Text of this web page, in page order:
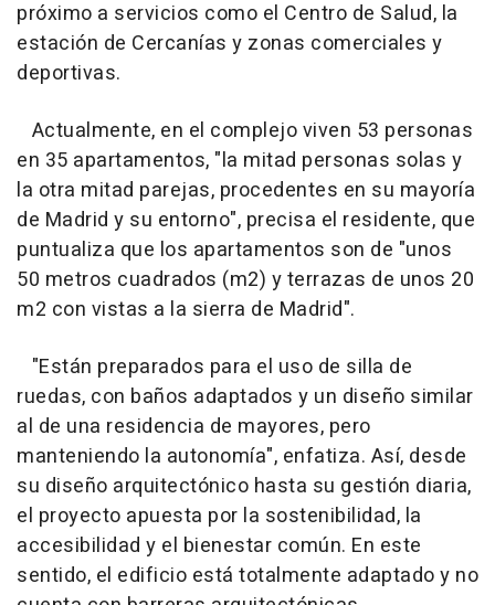
próximo a servicios como el Centro de Salud, la
estación de Cercanías y zonas comerciales y
deportivas.
Actualmente, en el complejo viven 53 personas
en 35 apartamentos, "la mitad personas solas y
la otra mitad parejas, procedentes en su mayoría
de Madrid y su entorno", precisa el residente, que
puntualiza que los apartamentos son de "unos
50 metros cuadrados (m2) y terrazas de unos 20
m2 con vistas a la sierra de Madrid".
"Están preparados para el uso de silla de
ruedas, con baños adaptados y un diseño similar
al de una residencia de mayores, pero
manteniendo la autonomía", enfatiza. Así, desde
su diseño arquitectónico hasta su gestión diaria,
el proyecto apuesta por la sostenibilidad, la
accesibilidad y el bienestar común. En este
sentido, el edificio está totalmente adaptado y no